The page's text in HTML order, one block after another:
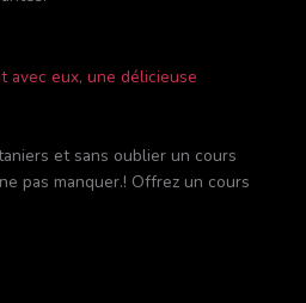
avec eux, une délicieuse
et sans oublier un cours
pas manquer.! Offrez un cours